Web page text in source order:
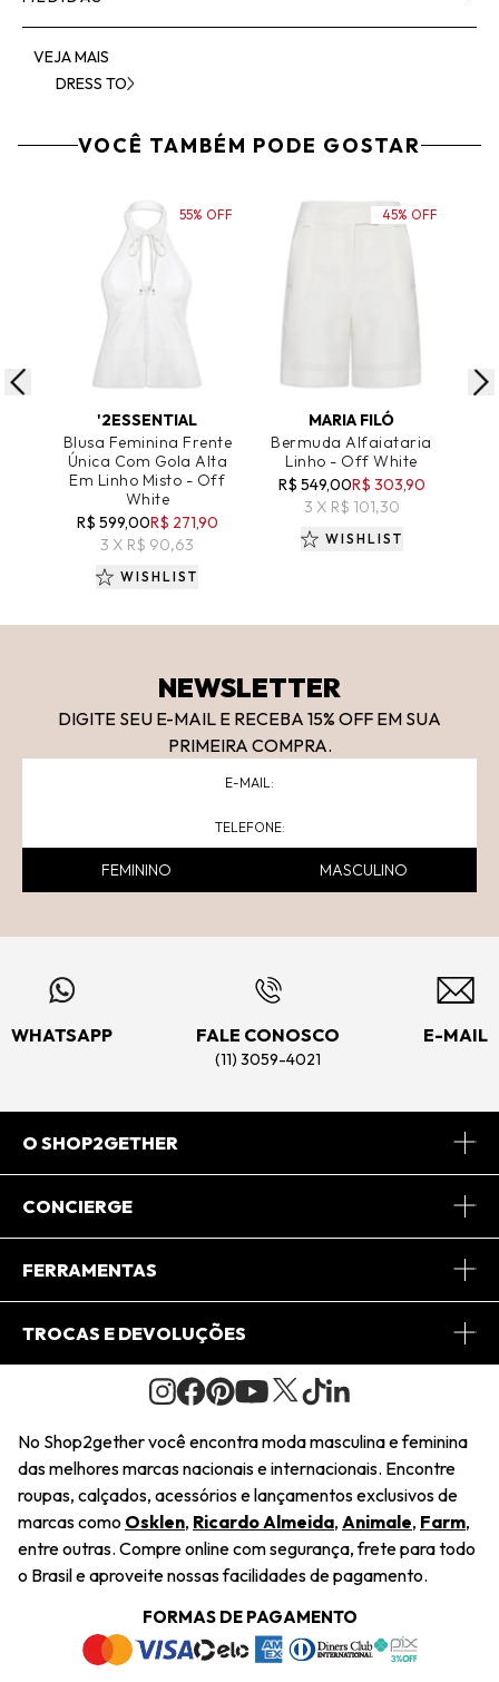
VEJA MAIS
DRESS TO
VOCÊ TAMBÉM PODE GOSTAR
ADICIONAR AO CARRINHO
'2ESSENTIAL
Blusa Feminina Frente
Única Com Gola Alta
Em Linho Misto - Off
White
R$ 599,00R$ 271,90
3 X R$ 90,63
55% OFF
WISHLIST
ADICIONAR AO CARRINHO
MARIA FILÓ
Bermuda Alfaiataria
Linho - Off White
R$ 549,00R$ 303,90
3 X R$ 101,30
45% OFF
WISHLIST
NEWSLETTER
DIGITE SEU E-MAIL E RECEBA 15% OFF EM SUA
PRIMEIRA COMPRA.
FEMININO MASCULINO
WHATSAPP FALE CONOSCO
(11) 3059-4021
E-MAIL
O SHOP2GETHER
Sobre Nós
Journal
Saiu na Mídia
Sustentabilidade
Navegando
Termos e Condições
CONCIERGE
Central de Relacionamento
Regulamento e Promoções
FERRAMENTAS
Minha Conta
Pedido de Presente
Wishlist
TROCAS E DEVOLUÇÕES
Condições Gerais
Troca Fácil
Restituição de Pagamento
Dúvidas Frequentes
Termos e Condições
Política de Privacidade
No Shop2gether você encontra moda masculina e feminina
das melhores marcas nacionais e internacionais. Encontre
roupas, calçados, acessórios e lançamentos exclusivos de
marcas como Osklen, Ricardo Almeida, Animale, Farm,
entre outras. Compre online com segurança, frete para todo
o Brasil e aproveite nossas facilidades de pagamento.
FORMAS DE PAGAMENTO